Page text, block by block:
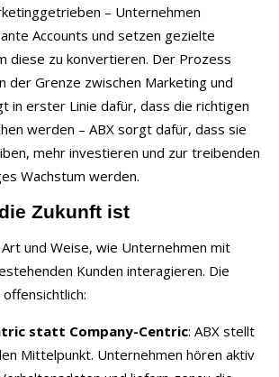
– Unternehmen
Accounts und setzen gezielte
diese zu konvertieren. Der Prozess
der Grenze zwischen Marketing und
in erster Linie dafür, dass die richtigen
werden – ABX sorgt dafür, dass sie
mehr investieren und zur treibenden
Wachstum werden.
Zukunft ist
und Weise, wie Unternehmen mit
Kunden interagieren. Die
statt Company-Centric: ABX stellt
Mittelpunkt. Unternehmen hören aktiv